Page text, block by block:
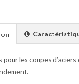
pour les coupes